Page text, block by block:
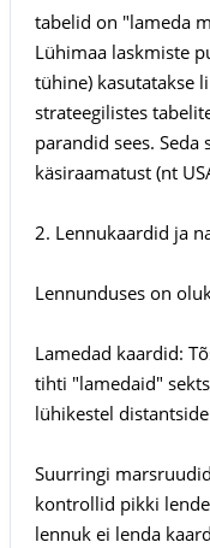
tabelid on "lameda
Lühimaa laskmiste
tühine) kasutatakse
strateegilistes
parandid sees.
käsiraamatust (nt
2. Lennukaardid ja
Lennunduses on
Lamedad kaardid:
tihti "lamedaid"
lühikestel
Suurringi
kontrollid pikki
lennuk ei lenda